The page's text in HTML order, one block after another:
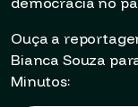
Ouça a
Bianca Souza
Minutos: